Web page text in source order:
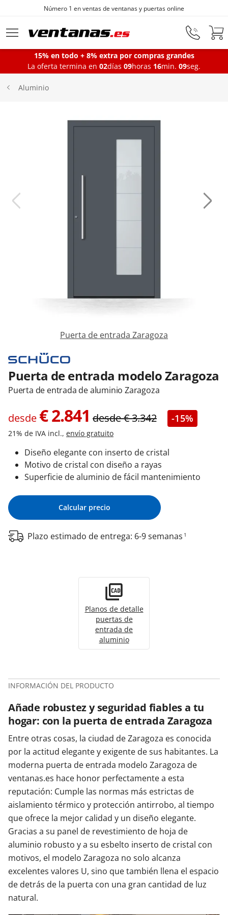
Ir al contenido principal
Número 1 en ventas de ventanas y puertas online
Ventanas
Iniciar sesión
15% en todo + 8% extra por compras grandes
La oferta termina en 02días 09horas 16min. 09seg.
Aluminio
Puerta de entrada Zaragoza
Puerta de entrada modelo Zaragoza
Puerta de entrada de aluminio Zaragoza
desde €2.841 desde€3.342 -15%
21% de IVA incl., envío gratuito
Diseño elegante con inserto de cristal
Motivo de cristal con diseño a rayas
Superficie de aluminio de fácil mantenimiento
Calcular precio
Plazo estimado de entrega: 6-9 semanas 1
Planos de detalle
puertas de
entrada de
aluminio
INFORMACIÓN DEL PRODUCTO
Añade robustez y seguridad fiables a tu
hogar: con la puerta de entrada Zaragoza
Entre otras cosas, la ciudad de Zaragoza es conocida
por la actitud elegante y exigente de sus habitantes. La
moderna puerta de entrada modelo Zaragoza de
ventanas.es hace honor perfectamente a esta
reputación: Cumple las normas más estrictas de
aislamiento térmico y protección antirrobo, al tiempo
que ofrece la mejor calidad y un diseño elegante.
Gracias a su panel de revestimiento de hoja de
aluminio robusto y a su esbelto inserto de cristal con
motivos, el modelo Zaragoza no solo alcanza
excelentes valores U, sino que también llena el espacio
de detrás de la puerta con una gran cantidad de luz
natural.